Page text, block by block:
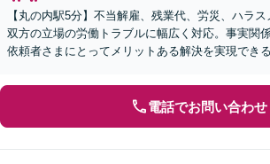
【丸の内駅5分】不当解雇、残業代、労災、ハラ
双方の立場の労働トラブルに幅広く対応。事実関
依頼者さまにとってメリットある解決を実現でき
電話でお問い合わせ